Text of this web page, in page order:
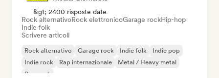
&gt; 2400 risposte date
Rock alternativoRock elettronicoGarage rockHip-hop
Indie folk
Scrivere articoli
Rock alternativo Garage rock Indie folk
Indie pop
Indie rock
Rap internazionale
Metal / Heavy metal
Pop rock